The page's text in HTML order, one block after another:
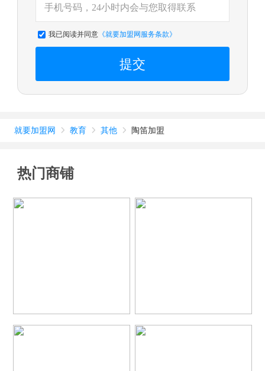
我已阅读并同意《就要加盟网服务条款》
提交
就要加盟网  教育  其他  陶笛加盟
热门商铺